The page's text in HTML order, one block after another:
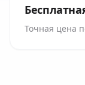
Точная цена